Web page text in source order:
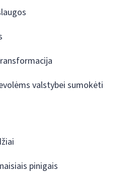
valstybei sumokėti
pinigais